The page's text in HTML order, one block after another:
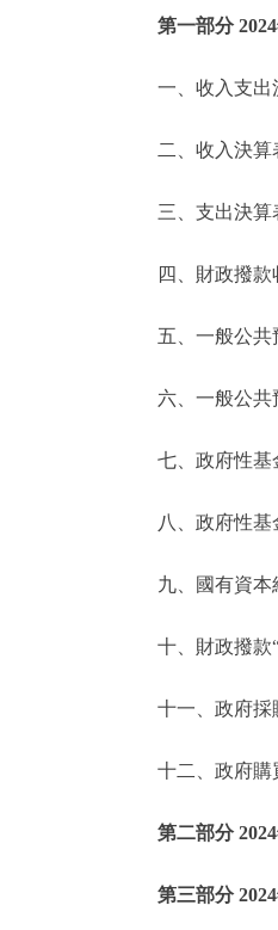
便民
仲介
政民互動
參與
走進北京
北京
綠色
第一部分
一、收入支出
二、收入決算
三、支出決算
四、財政撥款
五、一般公共
六、一般公共
七、政府性基
八、政府性基
九、國有資本
十、財政撥款“
十一、政府採
十二、政府購
第二部分
第三部分 2024